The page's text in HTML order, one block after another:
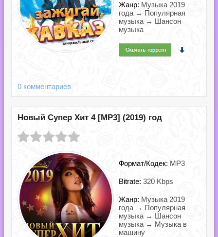
Жанр: Музыка 2019
года → Популярная
музыка → Шансон
музыка
0 комментариев
Новый Супер Хит 4 [MP3] (2019) год
Формат/Кодек: MP3
Bitrate: 320 Kbps
Жанр: Музыка 2019
года → Популярная
музыка → Шансон
музыка → Музыка в
машину